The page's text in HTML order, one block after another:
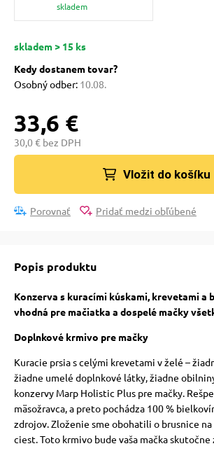
skladem
skladem > 15 ks
Kedy dostanem tovar?
Osobný odber: 10.08.
33,6 €
30,0 € bez DPH
Vložit do košíku
Porovnať Pridať medzi obľúbené
Popis produktu
Konzerva s kuracími kúskami, krevetami a
vhodná pre mačiatka a dospelé mačky
Doplnkové krmivo pre mačky
Kuracie prsia s celými krevetami v želé –
žiadne umelé doplnkové látky, žiadne
konzervy Marp Holistic Plus pre mačky.
mäsožravca, a preto pochádza 100 %
zdrojov. Zloženie sme obohatili o brusnice
ciest. Toto krmivo bude vaša mačka